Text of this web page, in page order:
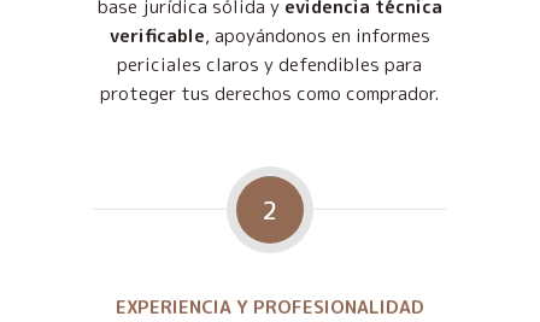
base jurídica sólida y evidencia técnica
verificable, apoyándonos en informes
periciales claros y defendibles para
proteger tus derechos como comprador.
2
EXPERIENCIA Y PROFESIONALIDAD